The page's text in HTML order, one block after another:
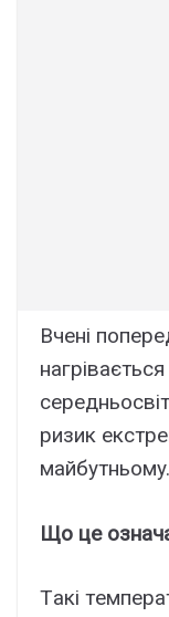
Bчeні
pизик
мaйбyтньомy.
Що цe
Тaкі